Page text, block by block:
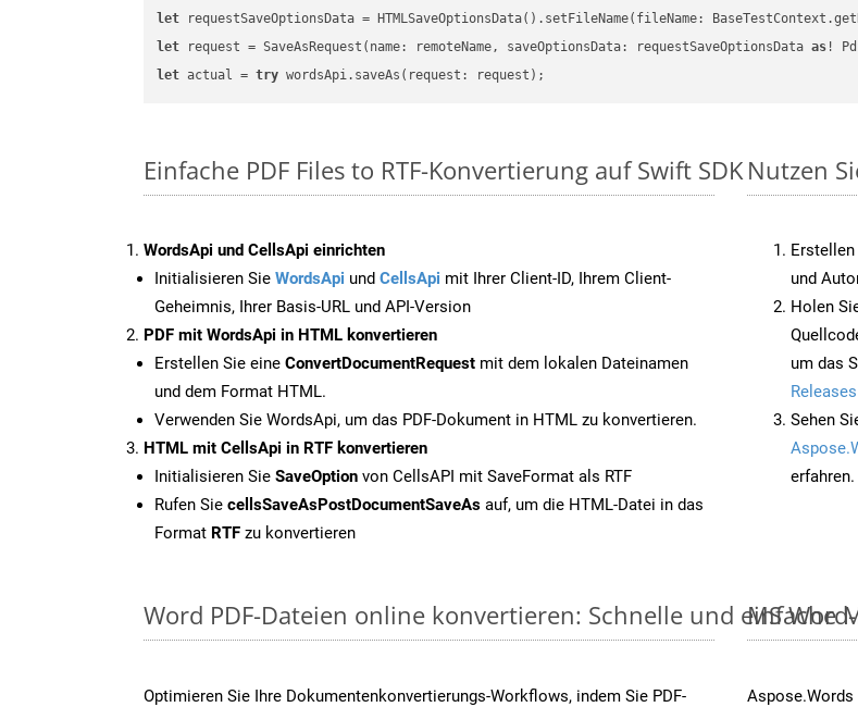
let requestSaveOptionsData = HTMLSaveOptionsData().setFileName(fileName:
let request = SaveAsRequest(name: remoteName, saveOptionsData: requestSaveOptionsData as
let actual = try
Einfache PDF Files to RTF-Konvertierung auf Swift SDK
WordsApi und CellsApi einrichten
Initialisieren Sie WordsApi und CellsApi mit Ihrer Client-ID, Ihrem Client-
Geheimnis, Ihrer Basis-URL und API-Version
PDF mit WordsApi in HTML konvertieren
Erstellen Sie eine ConvertDocumentRequest mit dem lokalen Dateinamen
und dem Format HTML.
Verwenden Sie WordsApi, um das PDF-Dokument in HTML zu konvertieren.
HTML mit CellsApi in RTF konvertieren
Initialisieren Sie SaveOption von CellsAPI mit SaveFormat als RTF
Rufen Sie cellsSaveAsPostDocumentSaveAs auf, um die HTML-Datei in das
Format RTF zu konvertieren
Nutzen
und
Holen
um das
Releases
Sehen
erfahren.
Word PDF-Dateien online konvertieren: Schnelle und einfache
Optimieren Sie Ihre Dokumentenkonvertierungs-Workflows, indem Sie PDF-
MS